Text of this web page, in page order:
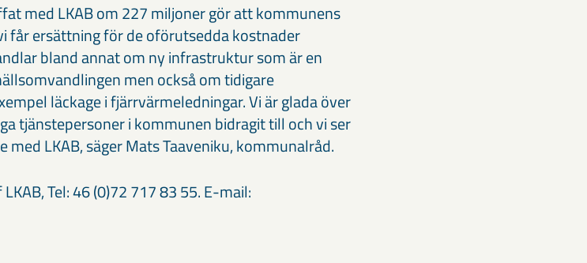
med LKAB om 227 miljoner gör att kommunens
får ersättning för de oförutsedda kostnader
bland annat om ny infrastruktur som är en
men också om tidigare
läckage i fjärrvärmeledningar. Vi är glada över
tjänstepersoner i kommunen bidragit till och vi ser
LKAB, säger Mats Taaveniku, kommunalråd.
Tel: 46 (0)72 717 83 55. E-mail: